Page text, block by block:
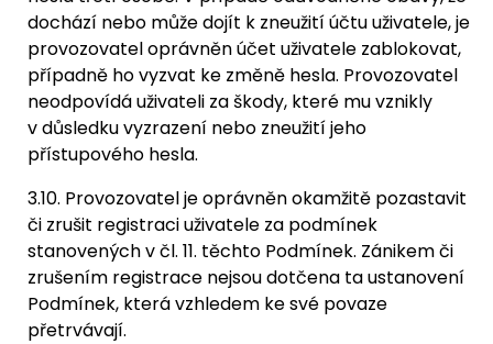
dochází nebo může dojít k zneužití účtu uživatele, je
provozovatel oprávněn účet uživatele zablokovat,
případně ho vyzvat ke změně hesla. Provozovatel
neodpovídá uživateli za škody, které mu vznikly
v důsledku vyzrazení nebo zneužití jeho
přístupového hesla.
3.10. Provozovatel je oprávněn okamžitě pozastavit
či zrušit registraci uživatele za podmínek
stanovených v čl. 11. těchto Podmínek. Zánikem či
zrušením registrace nejsou dotčena ta ustanovení
Podmínek, která vzhledem ke své povaze
přetrvávají.